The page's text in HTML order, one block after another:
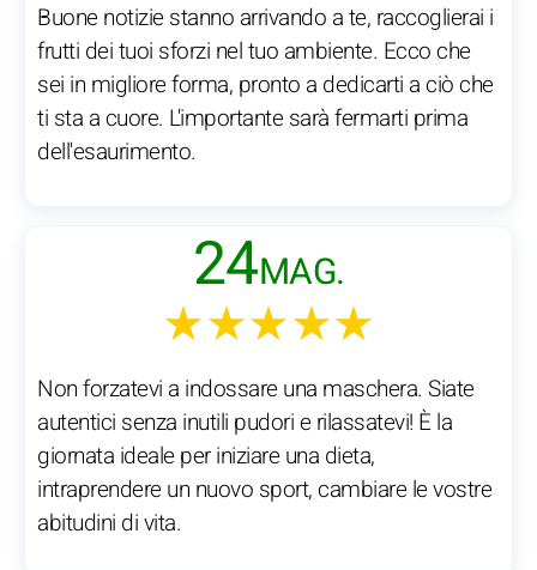
Buone notizie stanno arrivando a te, raccoglierai i
frutti dei tuoi sforzi nel tuo ambiente. Ecco che
sei in migliore forma, pronto a dedicarti a ciò che
ti sta a cuore. L'importante sarà fermarti prima
dell'esaurimento.
24MAG.
★★★★★
Non forzatevi a indossare una maschera. Siate
autentici senza inutili pudori e rilassatevi! È la
giornata ideale per iniziare una dieta,
intraprendere un nuovo sport, cambiare le vostre
abitudini di vita.